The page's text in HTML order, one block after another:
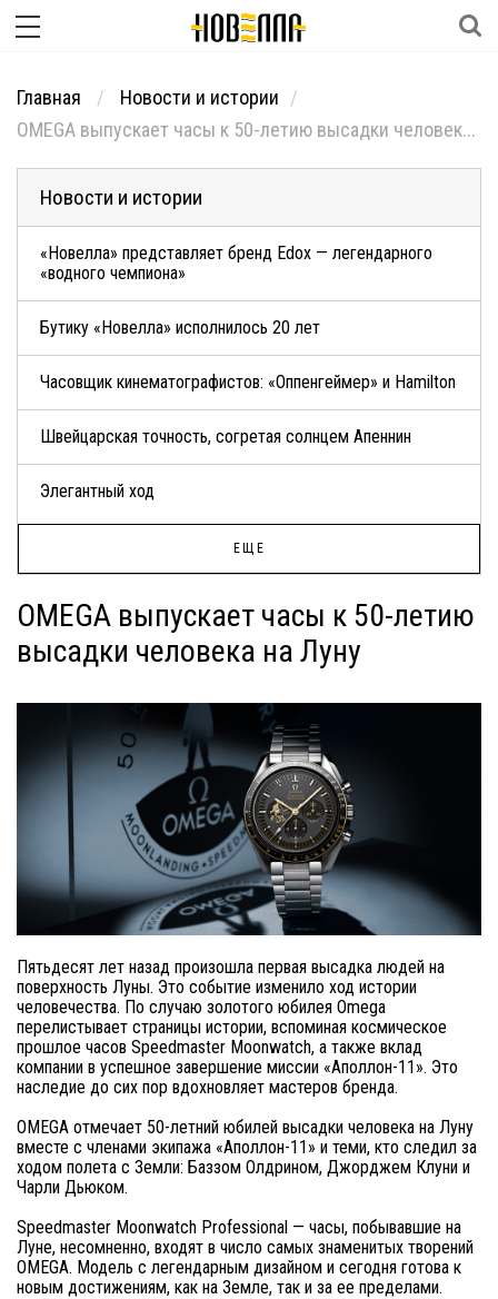
Главная
Новости и истории
OMEGA выпускает часы к 50-летию высадки человек...
Новости и истории
«Новелла» представляет бренд Edox — легендарного
«водного чемпиона»
Бутику «Новелла» исполнилось 20 лет
Часовщик кинематографистов: «Оппенгеймер» и Hamilton
Швейцарская точность, согретая солнцем Апеннин
Элегантный ход
ЕЩЕ
OMEGA выпускает часы к 50-летию
высадки человека на Луну
Пятьдесят лет назад произошла первая высадка людей на
поверхность Луны. Это событие изменило ход истории
человечества. По случаю золотого юбилея Omega
перелистывает страницы истории, вспоминая космическое
прошлое часов Speedmaster Moonwatch, а также вклад
компании в успешное завершение миссии «Аполлон-11». Это
наследие до сих пор вдохновляет мастеров бренда.
OMEGA отмечает 50-летний юбилей высадки человека на Луну
вместе с членами экипажа «Аполлон-11» и теми, кто следил за
ходом полета с Земли: Баззом Олдрином, Джорджем Клуни и
Чарли Дьюком.
Speedmaster Moonwatch Professional — часы, побывавшие на
Луне, несомненно, входят в число самых знаменитых творений
OMEGA. Модель с легендарным дизайном и сегодня готова к
новым достижениям, как на Земле, так и за ее пределами.